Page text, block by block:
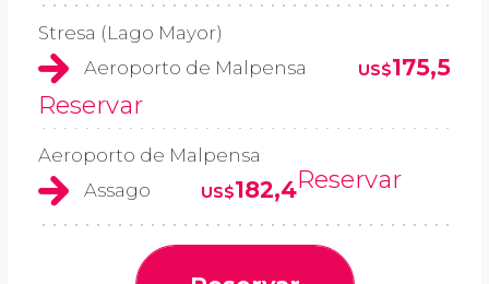
Stresa (Lago Mayor)
Aeroporto de Malpensa
US$175,5
Reservar
Aeroporto de Malpensa
Assago
US$182,4Reservar